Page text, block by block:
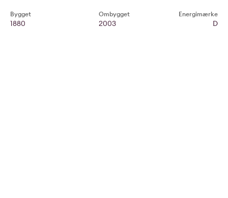
Bygget
1880
Ombygget
2003
Energimærke
D